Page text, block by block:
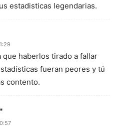
estadisticas legendarias.
que haberlos tirado a fallar
fueran peores y tú
contento.